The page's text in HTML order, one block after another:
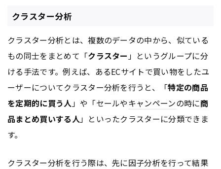
クラスター分析
クラスター分析とは、複数のデータの中から、似ている
もの同士をまとめて「クラスター 」というグループに分
ける手法です。例えば、あるECサイトで買い物をしたユ
ーザーについてクラスター分析を行うと、「特定の商品
を定期的に買う人 」や「セールやキャンペーンの時に商
品まとめ買いする人 」といったクラスターに分類できま
す。
クラスター分析を行う際は、先に因子分析を行って結果